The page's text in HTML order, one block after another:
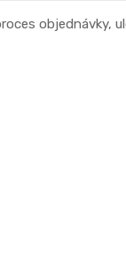
objednávky,